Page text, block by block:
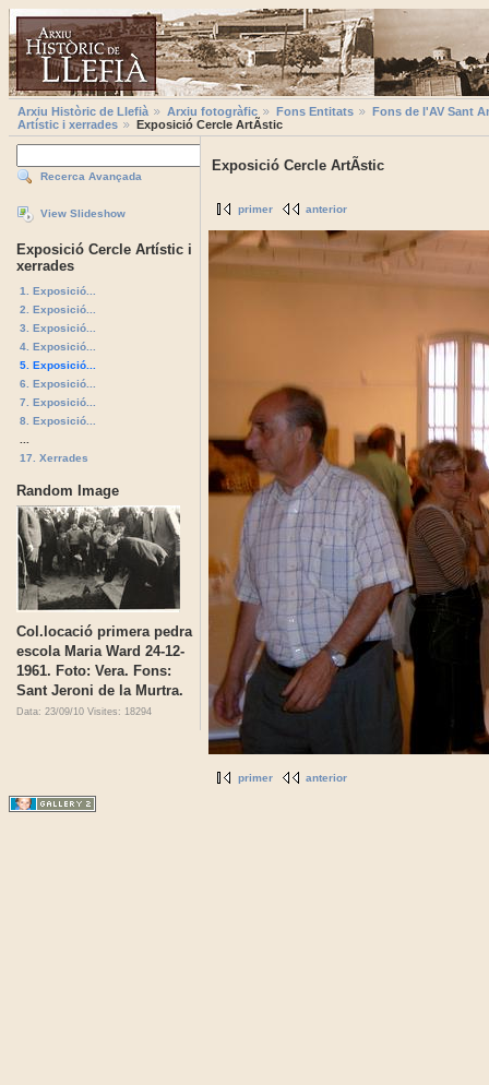
Arxiu Històric de Llefià Arxiu fotogràfic Fons Entitats
Fons de l'AV Sant
Artístic i xerrades
Exposició Cercle ArtÃ­stic
Recerca Avançada
View Slideshow
Exposició Cercle Artístic i
xerrades
1. Exposició...
2. Exposició...
3. Exposició...
4. Exposició...
5. Exposició...
6. Exposició...
7. Exposició...
8. Exposició...
17. Xerrades
Random Image
Col.locació primera pedra
escola Maria Ward 24-12-
1961. Foto: Vera. Fons:
Sant Jeroni de la Murtra.
Data: 23/09/10 Visites: 18294
Exposició Cercle ArtÃ­stic
primer anterior
primer anterior